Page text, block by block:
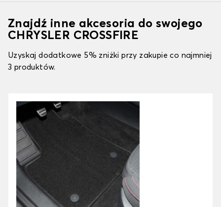
Znajdź inne akcesoria do swojego
CHRYSLER CROSSFIRE
Uzyskaj dodatkowe 5% zniżki przy zakupie co najmniej
3 produktów.